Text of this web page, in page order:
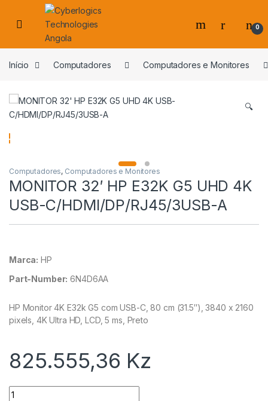
Skip to navigation
Skip to content
0
Início Computadores Computadores e Monitores
🔍
Computadores, Computadores e Monitores
MONITOR 32′ HP E32K G5 UHD 4K
USB-C/HDMI/DP/RJ45/3USB-A
Marca: HP
Part-Number: 6N4D6AA
HP Monitor 4K E32k G5 com USB-C, 80 cm (31.5″), 3840 x 2160
pixels, 4K Ultra HD, LCD, 5 ms, Preto
825.555,36 Kz
Quantidade